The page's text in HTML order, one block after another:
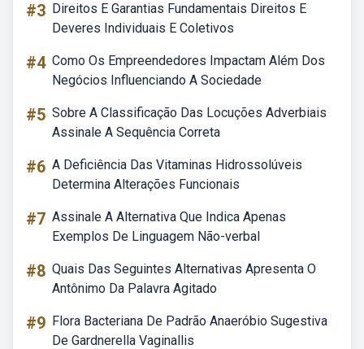
#3 Direitos E Garantias Fundamentais Direitos E
Deveres Individuais E Coletivos
#4 Como Os Empreendedores Impactam Além Dos
Negócios Influenciando A Sociedade
#5 Sobre A Classificação Das Locuções Adverbiais
Assinale A Sequência Correta
#6 A Deficiência Das Vitaminas Hidrossolúveis
Determina Alterações Funcionais
#7 Assinale A Alternativa Que Indica Apenas
Exemplos De Linguagem Não-verbal
#8 Quais Das Seguintes Alternativas Apresenta O
Antônimo Da Palavra Agitado
#9 Flora Bacteriana De Padrão Anaeróbio Sugestiva
De Gardnerella Vaginallis